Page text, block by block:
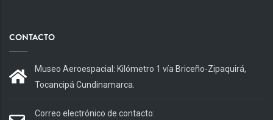
CONTACTO
Museo Aeroespacial: Kilómetro 1 vía Briceño-Zipaquirá,
Tocancipá Cundinamarca.
Correo electrónico de contacto: